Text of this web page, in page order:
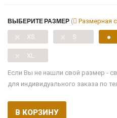
ВЫБЕРИТЕ РАЗМЕР ( Размерная
XS S
XL
Если Вы не нашли свой размер -
для индивидуального заказа по
В КОРЗИНУ